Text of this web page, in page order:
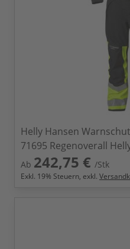
Helly Hansen
71695 Regenoverall
Ab 242,75 € /Stk
Exkl. 19% Steuern, exkl.